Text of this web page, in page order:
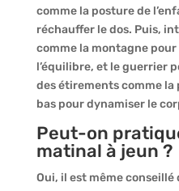
comme la posture de
réchauffer le dos. Puis,
comme la montagne pour
l’équilibre, et le guerrier
des étirements comme la
bas pour dynamiser le
Peut-on
matinal à jeun ?
Oui, il est même